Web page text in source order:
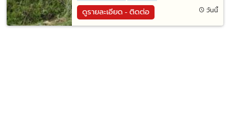
ดูรายละเอียด - ติดต่อ วันนี้